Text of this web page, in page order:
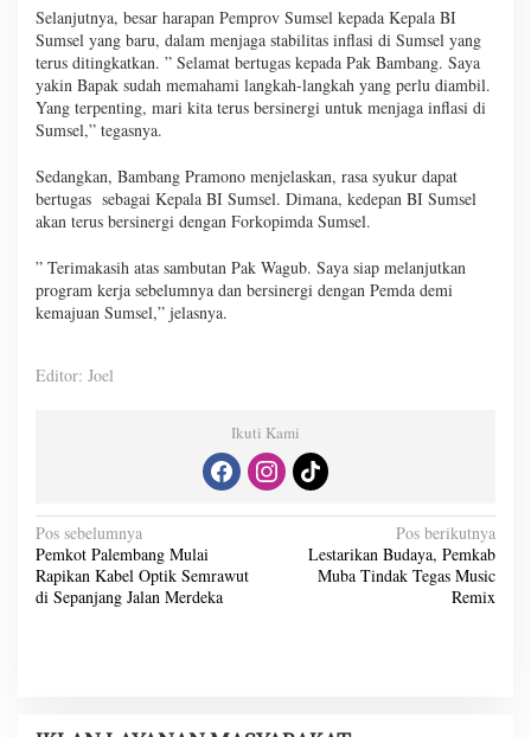
Selanjutnya, besar harapan Pemprov Sumsel kepada Kepala BI
Sumsel yang baru, dalam menjaga stabilitas inflasi di Sumsel yang
terus ditingkatkan. ” Selamat bertugas kepada Pak Bambang. Saya
yakin Bapak sudah memahami langkah-langkah yang perlu diambil.
Yang terpenting, mari kita terus bersinergi untuk menjaga inflasi di
Sumsel,” tegasnya.
Sedangkan, Bambang Pramono menjelaskan, rasa syukur dapat
bertugas sebagai Kepala BI Sumsel. Dimana, kedepan BI Sumsel
akan terus bersinergi dengan Forkopimda Sumsel.
” Terimakasih atas sambutan Pak Wagub. Saya siap melanjutkan
program kerja sebelumnya dan bersinergi dengan Pemda demi
kemajuan Sumsel,” jelasnya.
Editor: Joel
Ikuti Kami
N
a
v
Pos sebelumnya
Pemkot Palembang Mulai
Rapikan Kabel Optik Semrawut
di Sepanjang Jalan Merdeka
Pos berikutnya
Lestarikan Budaya, Pemkab
Muba Tindak Tegas Music
Remix